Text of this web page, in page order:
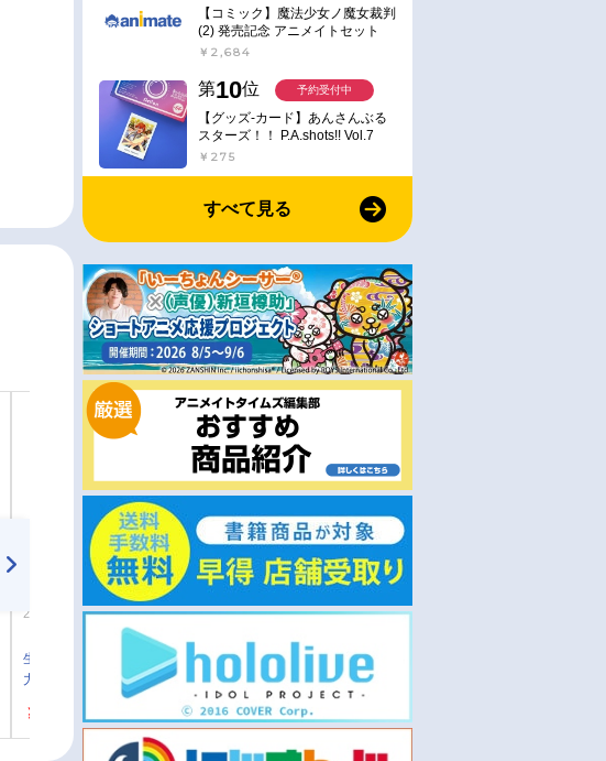
2026/05/13 発売
【Blu-ray】TVアニメ「貴族転
生～恵まれた生まれから最強の
力を得る～」Blu-ray BOX
￥18,700
通常
2026/04/25 発売
【グッズ-スタンドポップ】貴
族転生 ～恵まれた生まれから
最強の力を得る～ ころっと ア
クリルフィギュア／ノア
￥770
【コミック】魔法少女ノ魔女裁判
(2) 発売記念 アニメイトセット
【アクリルスタンド2種セット購
産】
￥2,684
第10位
【グッズ-カード】あんさんぶる
スターズ！！ P.A.shots!! Vol.7
Action
￥275
予約受付中
すべて見る